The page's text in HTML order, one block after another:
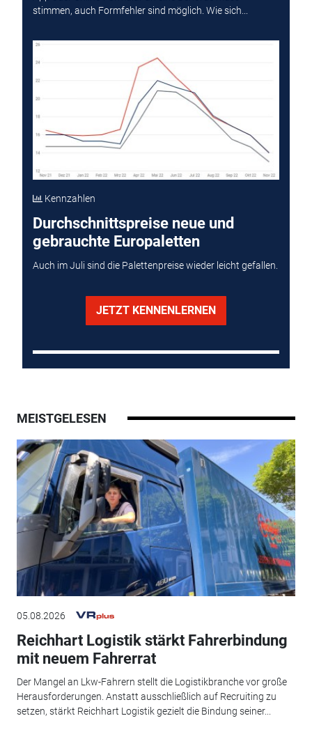
stimmen, auch Formfehler sind möglich. Wie sich...
Kennzahlen
Durchschnittspreise neue und
gebrauchte Europaletten
Auch im Juli sind die Palettenpreise wieder leicht gefallen.
JETZT KENNENLERNEN
MEISTGELESEN
05.08.2026
Reichhart Logistik stärkt Fahrerbindung
mit neuem Fahrerrat
Der Mangel an Lkw-Fahrern stellt die Logistikbranche vor große
Herausforderungen. Anstatt ausschließlich auf Recruiting zu
setzen, stärkt Reichhart Logistik gezielt die Bindung seiner...